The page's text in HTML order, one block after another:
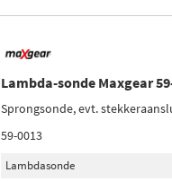
Lambda-sonde Maxgear
Sprongsonde, evt.
59-0013
Lambdasonde